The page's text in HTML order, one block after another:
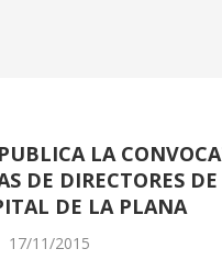
LA
DE DIRECTORES
DE LA PLANA
17/11/2015